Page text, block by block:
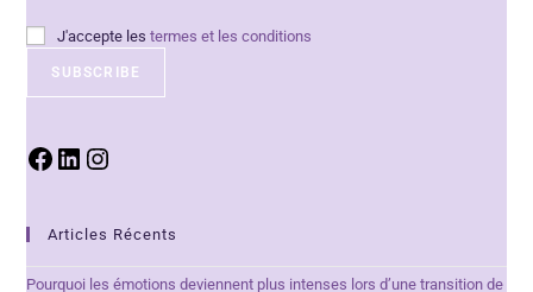
J'accepte lestermes et les conditions
Articles Récents
Pourquoi les émotions deviennent plus intenses lors d’une transition de